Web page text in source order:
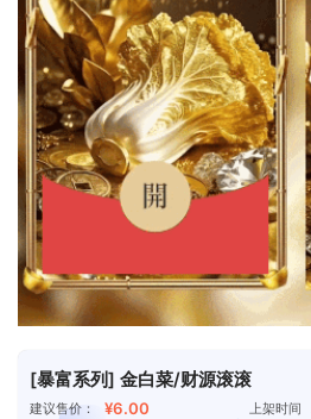
[暴富系列] 金白菜/财源滚滚
建议售价： ¥6.00 上架时间